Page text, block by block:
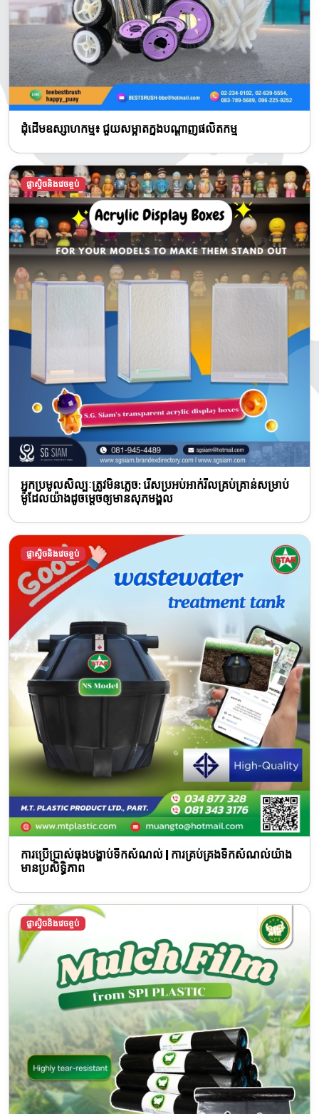
ដុំដើមឧស្សាហកម្ម៖ ជួយសម្អាតក្នុងបណ្តាញផលិតកម្ម
ផ្លាស្ទិចនិងវេចខ្ចប់
អ្នកប្រមូលសិល្បៈត្រូវមិនភ្លេច: រើសប្រអប់អាក់រីលគ្រប់គ្រាន់សម្រាប់
ម៉ូដែលយ៉ាងដូចម្តេចឲ្យមានសុភមង្គល
ផ្លាស្ទិចនិងវេចខ្ចប់
ការប្រើប្រាស់ធុងបង្ហាប់ទឹកសំណល់ | ការគ្រប់គ្រងទឹកសំណល់យ៉ាង
មានប្រសិទ្ធិភាព
ផ្លាស្ទិចនិងវេចខ្ចប់